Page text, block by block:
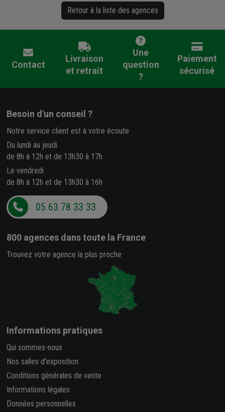
Retour à la liste des agences
Contact
Livraison
et retrait
Une
question
?
Paiement
sécurisé
Besoin d'un conseil ?
Notre service client est à votre écoute
Du lundi au jeudi
de 8h à 12h et de 13h30 à 17h
Le vendredi
de 8h à 12h et de 13h30 à 16h
05 63 78 33 33
800 agences dans toute la France
Trouvez votre agence la plus proche
Informations pratiques
Qui sommes-nous
Nos salles d'exposition
Conditions générales de vente
Informations légales
Données personnelles